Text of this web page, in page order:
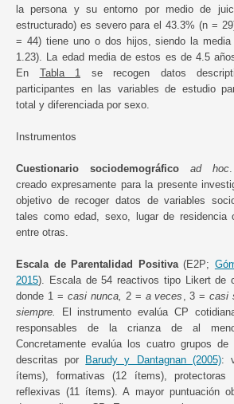
la persona y su entorno por medio de
estructurado) es severo para el 43.3% (n =
= 44) tiene uno o dos hijos, siendo la
1.23). La edad media de estos es de 4.5
En Tabla 1
se recogen datos
participantes en las variables de estudio
total y diferenciada por sexo.
Instrumentos
Cuestionario sociodemográfico ad hoc
creado expresamente para la presente
objetivo de recoger datos de variables
tales como edad, sexo, lugar de residencia
entre otras.
Escala de Parentalidad Positiva(E2P;
2015). Escala de 54 reactivos tipo Likert de
donde 1 = casi nunca, 2 = a veces , 3 =casi
siempre.
El instrumento evalúa CP
responsables de la crianza de al
Concretamente evalúa los cuatro grupos de
descritas por Barudy y Dantagnan (2005):
ítems), formativas (12 ítems),
reflexivas (11 ítems). A mayor puntuación